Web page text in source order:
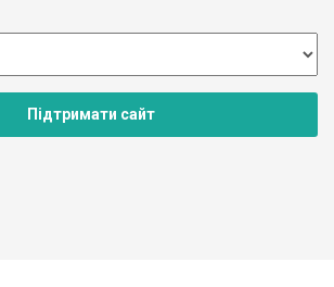
Підтримати сайт